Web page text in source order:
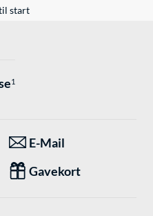
start
1
E-Mail
Gavekort